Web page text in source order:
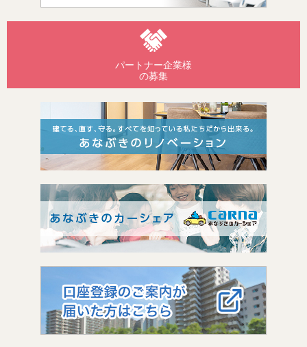
パートナー企業様
の募集